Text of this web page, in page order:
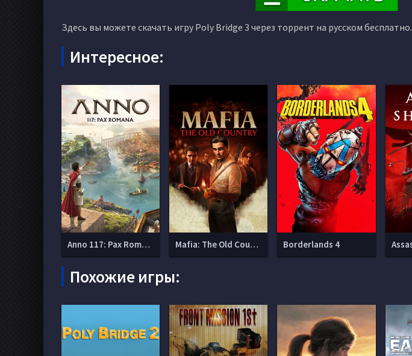
Здесь вы можете скачать игру Poly Bridge 3 через торрент на русском бесплатно.
Интересное:
Anno 117: Pax Romana Mafia: The Old Country (Мафия 4) Borderlands 4
Похожие игры: